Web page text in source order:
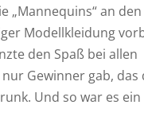
„Mannequins“ an den
Modellkleidung
den Spaß bei allen
Gewinner gab, das
Und so war es ein